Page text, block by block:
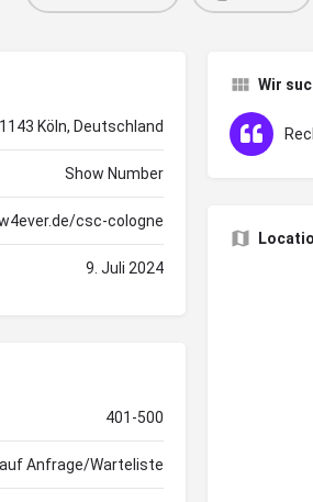
Köln, Deutschland
Show Number
csc-cologne
9. Juli 2024
401-500
auf Anfrage/Warteliste
Wir